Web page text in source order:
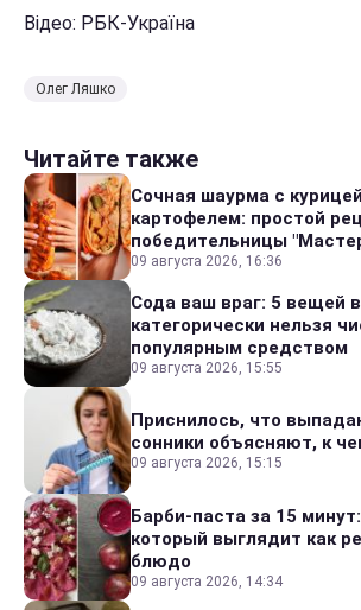
Відео: РБК-Україна
Олег Ляшко
Читайте также
Сочная шаурма с
картофелем: простой
победительницы
09 августа 2026, 16:36
Сода ваш враг: 5 вещей
категорически нельзя
популярным средством
09 августа 2026, 15:55
Приснилось, что
сонники объясняют, к
09 августа 2026, 15:15
Барби-паста за 15
который выглядит как
блюдо
09 августа 2026, 14:34